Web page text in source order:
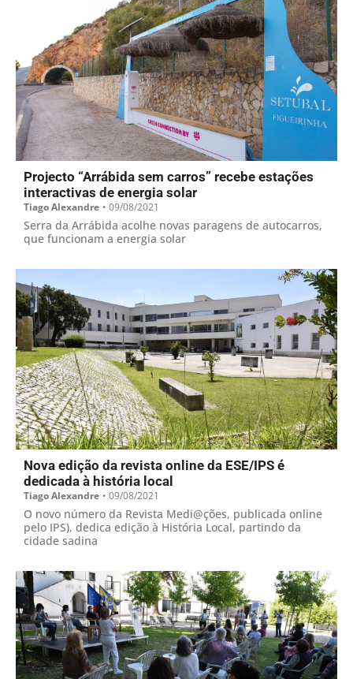
Projecto “Arrábida sem carros” recebe estações
interactivas de energia solar
Tiago Alexandre • 09/08/2021
Serra da Arrábida acolhe novas paragens de autocarros,
que funcionam a energia solar
Nova edição da revista online da ESE/IPS é
dedicada à história local
Tiago Alexandre • 09/08/2021
O novo número da Revista Medi@ções, publicada online
pelo IPS), dedica edição à História Local, partindo da
cidade sadina